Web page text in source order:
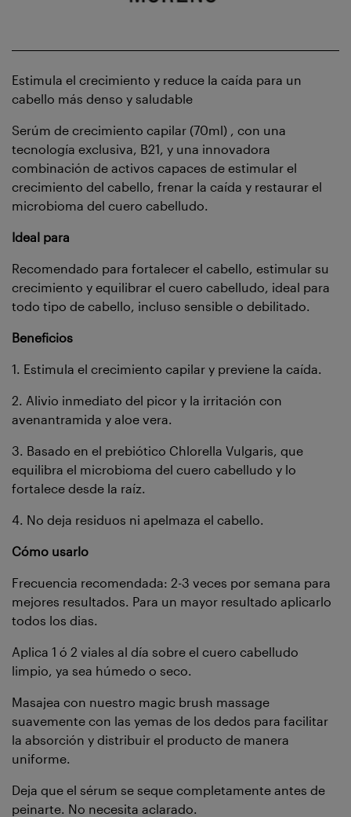
Estimula el crecimiento y reduce la caída para un
cabello más denso y saludable
Serúm de crecimiento capilar (70ml) , con una
tecnología exclusiva, B21, y una innovadora
combinación de activos capaces de estimular el
crecimiento del cabello, frenar la caída y restaurar el
microbioma del cuero cabelludo.
Ideal para
Recomendado para fortalecer el cabello, estimular su
crecimiento y equilibrar el cuero cabelludo, ideal para
todo tipo de cabello, incluso sensible o debilitado.
Beneficios
1. Estimula el crecimiento capilar y previene la caída.
2. Alivio inmediato del picor y la irritación con
avenantramida y aloe vera.
3. Basado en el prebiótico Chlorella Vulgaris, que
equilibra el microbioma del cuero cabelludo y lo
fortalece desde la raíz.
4. No deja residuos ni apelmaza el cabello.
Cómo usarlo
Frecuencia recomendada: 2-3 veces por semana para
mejores resultados. Para un mayor resultado aplicarlo
todos los dias.
Aplica 1 ó 2 viales al día sobre el cuero cabelludo
limpio, ya sea húmedo o seco.
Masajea con nuestro magic brush massage
suavemente con las yemas de los dedos para facilitar
la absorción y distribuir el producto de manera
uniforme.
Deja que el sérum se seque completamente antes de
peinarte. No necesita aclarado.